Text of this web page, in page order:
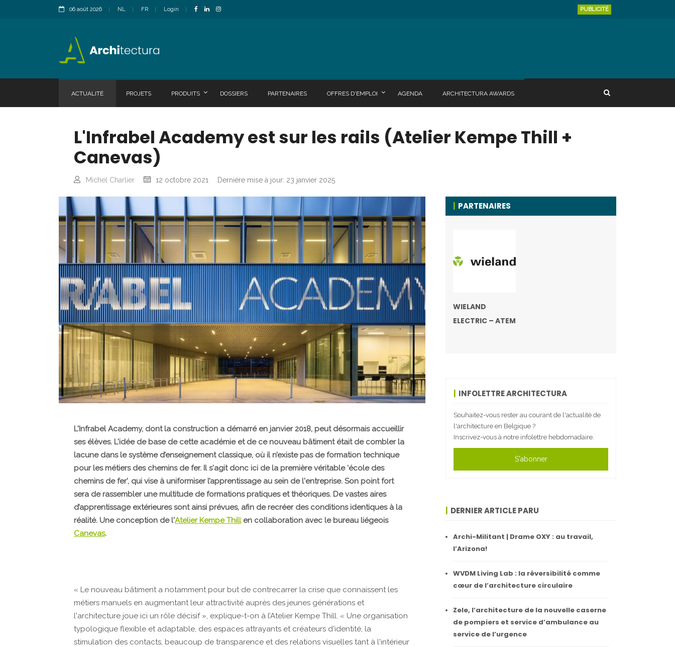
06 août 2026 NL FR Login PUBLICITÉ
ACTUALITÉ PROJETS PRODUITS DOSSIERS PARTENAIRES OFFRES D'EMPLOI AGENDA ARCHITECTURA AWARDS
L'Infrabel Academy est sur les rails (Atelier Kempe Thill +
Canevas)
Michel Charlier 12 octobre 2021 Dernière mise à jour: 23 janvier 2025
L'Infrabel Academy, dont la construction a démarré en janvier 2018, peut désormais accueillir
ses élèves. L'idée de base de cette académie et de ce nouveau bâtiment était de combler la
lacune dans le système d’enseignement classique, où il n’existe pas de formation technique
pour les métiers des chemins de fer. Il s'agit donc ici de la première véritable ‘école des
chemins de fer’, qui vise à uniformiser l’apprentissage au sein de l'entreprise. Son point fort
sera de rassembler une multitude de formations pratiques et théoriques. De vastes aires
d’apprentissage extérieures sont ainsi prévues, afin de recréer des conditions identiques à la
réalité. Une conception de l'Atelier Kempe Thillen collaboration avec le bureau liégeois
Canevas.
« Le nouveau bâtiment a notamment pour but de contrecarrer la crise que connaissent les
métiers manuels en augmentant leur attractivité auprès des jeunes générations et
l'architecture joue ici un rôle décisif », explique-t-on à l’Atelier Kempe Thill. « Une organisation
typologique flexible et adaptable, des espaces attrayants et créateurs d'identité, la
stimulation des contacts, beaucoup de transparence et des relations visuelles tant à l'intérieur
PARTENAIRES
WIELAND
ELECTRIC – ATEM
INFOLETTRE ARCHITECTURA
Souhaitez-vous rester au courant de l'actualité de
l'architecture en Belgique ?
Inscrivez-vous à notre infolettre hebdomadaire.
S'abonner
DERNIER ARTICLE PARU
Archi-Militant | Drame OXY : au travail,
l’Arizona!
WVDM Living Lab : la réversibilité comme
cœur de l’architecture circulaire
Zele, l’architecture de la nouvelle caserne
de pompiers et service d’ambulance au
service de l’urgence